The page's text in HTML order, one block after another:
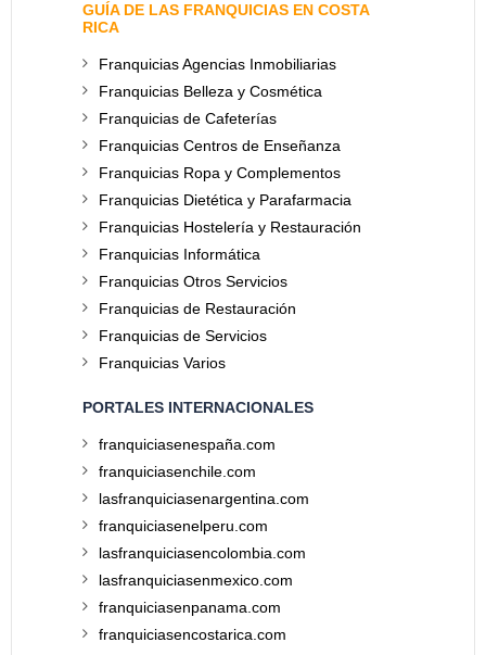
GUÍA DE LAS FRANQUICIAS EN COSTA
RICA
Franquicias Agencias Inmobiliarias
Franquicias Belleza y Cosmética
Franquicias de Cafeterías
Franquicias Centros de Enseñanza
Franquicias Ropa y Complementos
Franquicias Dietética y Parafarmacia
Franquicias Hostelería y Restauración
Franquicias Informática
Franquicias Otros Servicios
Franquicias de Restauración
Franquicias de Servicios
Franquicias Varios
PORTALES INTERNACIONALES
franquiciasenespaña.com
franquiciasenchile.com
lasfranquiciasenargentina.com
franquiciasenelperu.com
lasfranquiciasencolombia.com
lasfranquiciasenmexico.com
franquiciasenpanama.com
franquiciasencostarica.com